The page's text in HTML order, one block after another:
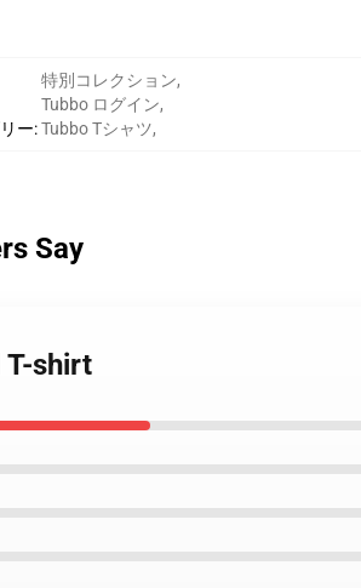
ー:
特別コレクション,
Tubbo ログイン,
Tubbo Tシャツ,
Say
T-shirt